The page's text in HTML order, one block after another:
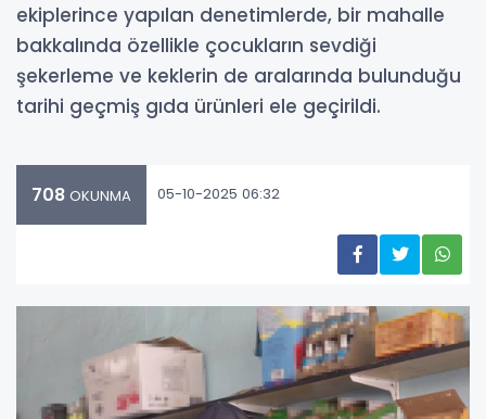
ekiplerince yapılan denetimlerde, bir mahalle
bakkalında özellikle çocukların sevdiği
şekerleme ve keklerin de aralarında bulunduğu
tarihi geçmiş gıda ürünleri ele geçirildi.
708 OKUNMA 05-10-2025 06:32